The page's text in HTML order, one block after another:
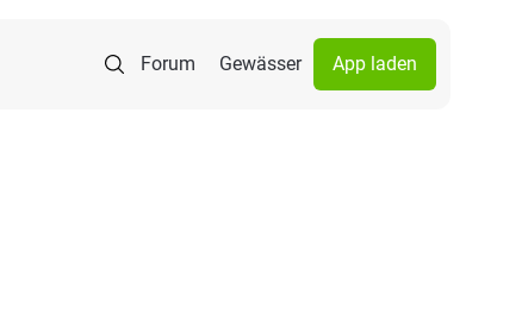
Forum Gewässer App laden